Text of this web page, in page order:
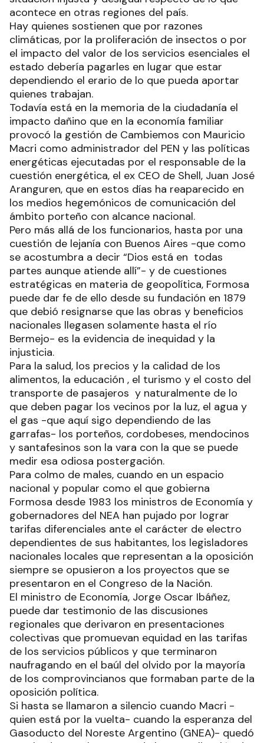
acontece en otras regiones del país.
Hay quienes sostienen que por razones
climáticas, por la proliferación de insectos o por
el impacto del valor de los servicios esenciales el
estado debería pagarles en lugar que estar
dependiendo el erario de lo que pueda aportar
quienes trabajan.
Todavía está en la memoria de la ciudadanía el
impacto dañino que en la economía familiar
provocó la gestión de Cambiemos con Mauricio
Macri como administrador del PEN y las políticas
energéticas ejecutadas por el responsable de la
cuestión energética, el ex CEO de Shell, Juan José
Aranguren, que en estos días ha reaparecido en
los medios hegemónicos de comunicación del
ámbito porteño con alcance nacional.
Pero más allá de los funcionarios, hasta por una
cuestión de lejanía con Buenos Aires -que como
se acostumbra a decir “Dios está en todas
partes aunque atiende allí”- y de cuestiones
estratégicas en materia de geopolítica, Formosa
puede dar fe de ello desde su fundación en 1879
que debió resignarse que las obras y beneficios
nacionales llegasen solamente hasta el río
Bermejo- es la evidencia de inequidad y la
injusticia.
Para la salud, los precios y la calidad de los
alimentos, la educación , el turismo y el costo del
transporte de pasajeros y naturalmente de lo
que deben pagar los vecinos por la luz, el agua y
el gas -que aquí sigo dependiendo de las
garrafas- los porteños, cordobeses, mendocinos
y santafesinos son la vara con la que se puede
medir esa odiosa postergación.
Para colmo de males, cuando en un espacio
nacional y popular como el que gobierna
Formosa desde 1983 los ministros de Economía y
gobernadores del NEA han pujado por lograr
tarifas diferenciales ante el carácter de electro
dependientes de sus habitantes, los legisladores
nacionales locales que representan a la oposición
siempre se opusieron a los proyectos que se
presentaron en el Congreso de la Nación.
El ministro de Economía, Jorge Oscar Ibáñez,
puede dar testimonio de las discusiones
regionales que derivaron en presentaciones
colectivas que promuevan equidad en las tarifas
de los servicios públicos y que terminaron
naufragando en el baúl del olvido por la mayoría
de los comprovincianos que formaban parte de la
oposición política.
Si hasta se llamaron a silencio cuando Macri -
quien está por la vuelta- cuando la esperanza del
Gasoducto del Noreste Argentino (GNEA)- quedó